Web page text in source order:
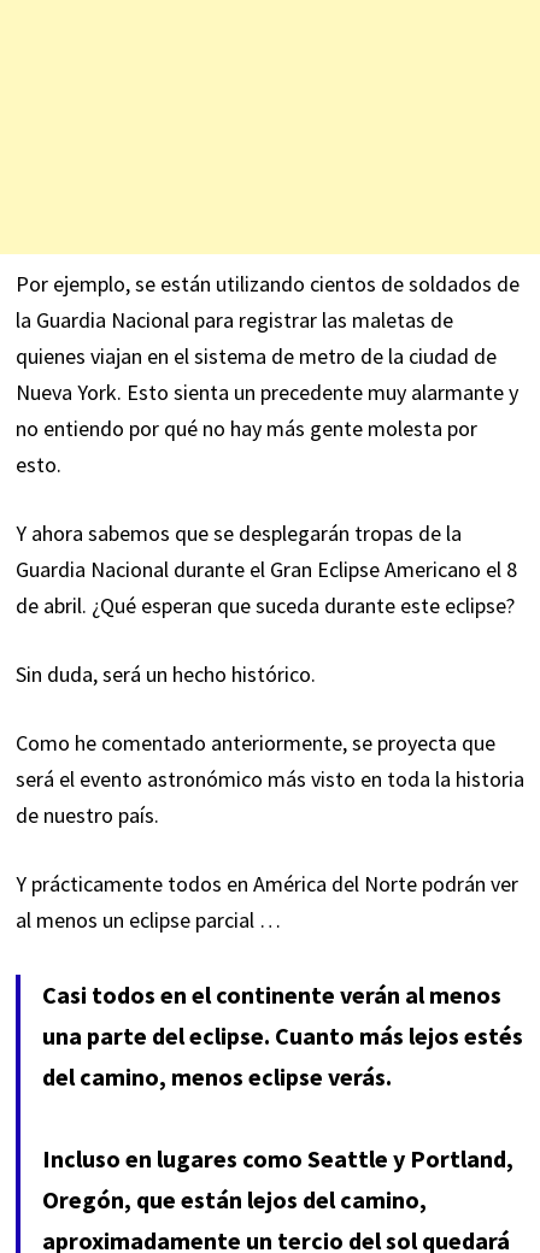
Por ejemplo, se están utilizando cientos de soldados de
la Guardia Nacional para registrar las maletas de
quienes viajan en el sistema de metro de la ciudad de
Nueva York. Esto sienta un precedente muy alarmante y
no entiendo por qué no hay más gente molesta por
esto.
Y ahora sabemos que se desplegarán tropas de la
Guardia Nacional durante el Gran Eclipse Americano el 8
de abril. ¿Qué esperan que suceda durante este eclipse?
Sin duda, será un hecho histórico.
Como he comentado anteriormente, se proyecta que
será el evento astronómico más visto en toda la historia
de nuestro país.
Y prácticamente todos en América del Norte podrán ver
al menos un eclipse parcial …
Casi todos en el continente verán al menos
una parte del eclipse. Cuanto más lejos estés
del camino, menos eclipse verás.
Incluso en lugares como Seattle y Portland,
Oregón, que están lejos del camino,
aproximadamente un tercio del sol quedará